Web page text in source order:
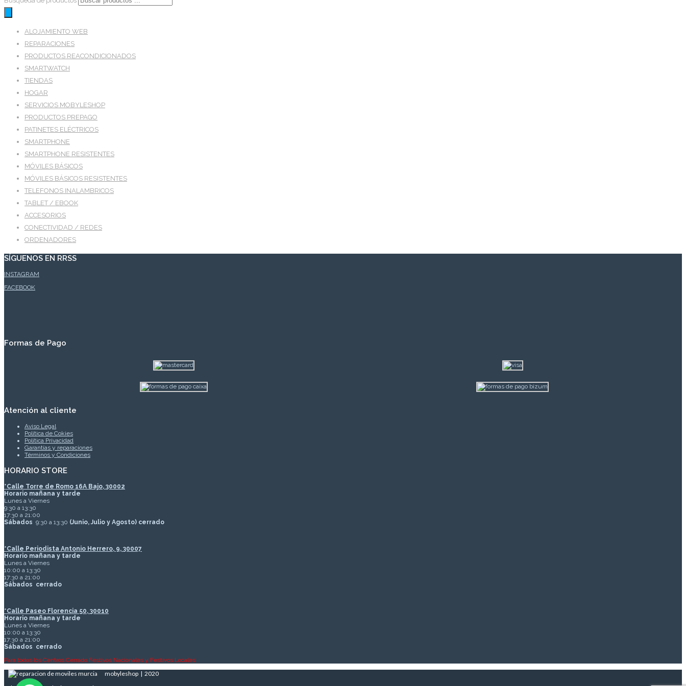
ALOJAMIENTO WEB
REPARACIONES
PRODUCTOS REACONDICIONADOS
SMARTWATCH
TIENDAS
HOGAR
SERVICIOS MOBYLESHOP
PRODUCTOS PREPAGO
PATINETES ELÉCTRICOS
SMARTPHONE
SMARTPHONE RESISTENTES
MÓVILES BÁSICOS
MÓVILES BÁSICOS RESISTENTES
TELEFONOS INALAMBRICOS
TABLET / EBOOK
ACCESORIOS
CONECTIVIDAD / REDES
ORDENADORES
SÍGUENOS EN RRSS
INSTAGRAM
FACEBOOK
Formas de Pago
Atención al cliente
Aviso Legal
Política de Cokies
Política Privacidad
Garantías y reparaciones
Términos y Condiciones
HORARIO STORE
*Calle Torre de Romo 16A Bajo, 30002
Horario mañana y tarde
Lunes a Viernes
9:30 a 13:30
17:30 a 21:00
Sábados 9:30 a 13:30 (Junio, Julio y Agosto) cerrado
*Calle Periodista Antonio Herrero, 9, 30007
Horario mañana y tarde
Lunes a Viernes
10:00 a 13:30
17:30 a 21:00
Sábados cerrado
*Calle Paseo Florencia 50, 30010
Horario mañana y tarde
Lunes a Viernes
10:00 a 13:30
17:30 a 21:00
Sábados cerrado
Para todos los Centros Cerrado Festivos Nacionales y Festivos Locales
mobyleshop | 2020